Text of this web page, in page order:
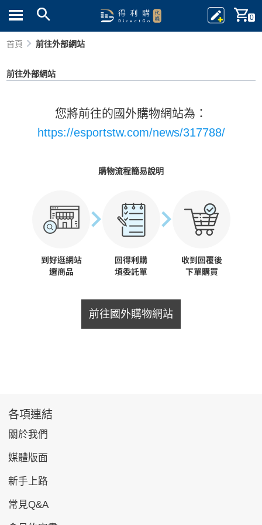
0
首頁 前往外部網站
前往外部網站
您將前往的國外購物網站為：
https://esportstw.com/news/317788/
購物流程簡易說明
前往國外購物網站
各項連結
關於我們
媒體版面
新手上路
常見Q&A